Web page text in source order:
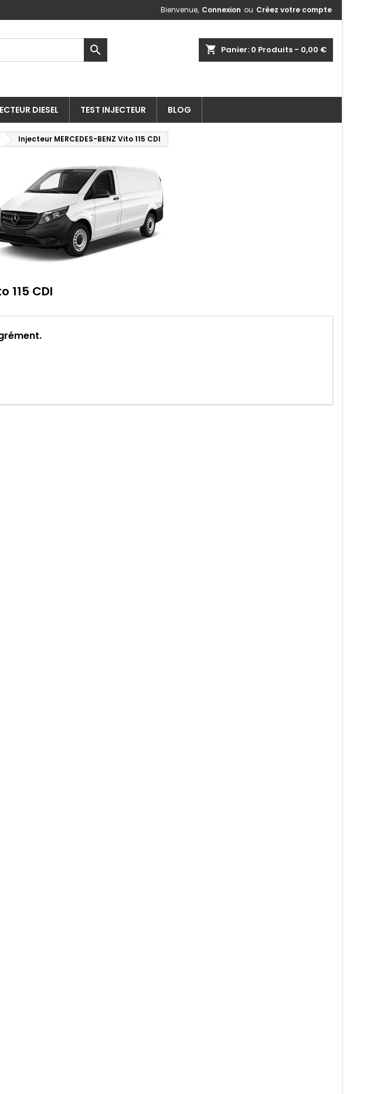
Bienvenue, Connexion ou Créez votre compte
shopping_cart Panier: 0 Produits - 0,00 €

DIESEL TEST INJECTEUR BLOG
Injecteur MERCEDES-BENZ Vito 115 CDI
115 CDI